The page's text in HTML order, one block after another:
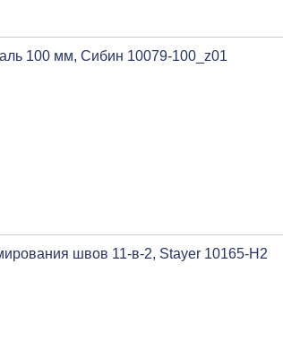
100 мм, Сибин 10079-100_z01
швов 11-в-2, Stayer 10165-H2